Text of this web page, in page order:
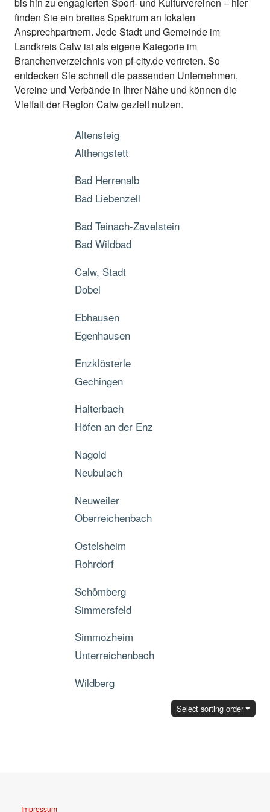
finden Sie ein breites Spektrum an lokalen
Ansprechpartnern. Jede Stadt und Gemeinde im
Landkreis Calw ist als eigene Kategorie im
Branchenverzeichnis von pf-city.de vertreten. So
entdecken Sie schnell die passenden Unternehmen,
Vereine und Verbände in Ihrer Nähe und können die
Vielfalt der Region Calw gezielt nutzen.
Altensteig
Althengstett
Bad Herrenalb
Bad Liebenzell
Bad Teinach-Zavelstein
Bad Wildbad
Calw, Stadt
Dobel
Ebhausen
Egenhausen
Enzklösterle
Gechingen
Haiterbach
Höfen an der Enz
Nagold
Neubulach
Neuweiler
Oberreichenbach
Ostelsheim
Rohrdorf
Schömberg
Simmersfeld
Simmozheim
Unterreichenbach
Wildberg
Select sorting order
Impressum